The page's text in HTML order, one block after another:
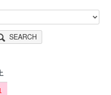
SEARCH